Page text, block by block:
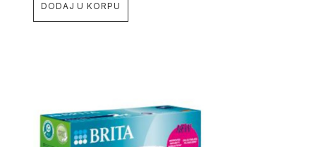
DODAJ U KORPU